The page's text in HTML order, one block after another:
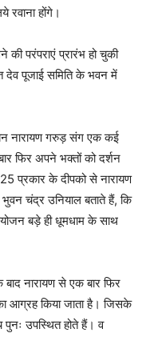
रवाना होंगे।
परंपराएं प्रारंभ हो चुकी
देव पूजाई समिति के भवन में
नारायण गरुड़ संग एक कई
फिर अपने भक्तों को दर्शन
प्रकार के दीपको से नारायण
भुवन चंद्र उनियाल बताते हैं, कि
बड़े ही धूमधाम के साथ
नारायण से एक बार फिर
आग्रह किया जाता है। जिसके
उपस्थित होते हैं। व